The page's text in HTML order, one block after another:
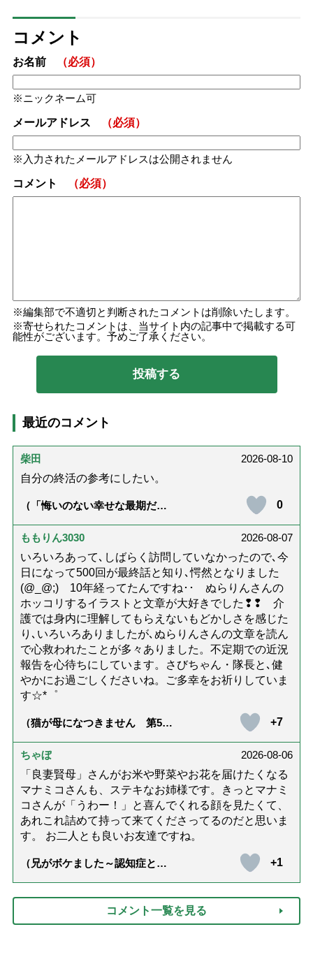
コメント
お名前 （必須）
ニックネーム可
メールアドレス （必須）
入力されたメールアドレスは公開されません
コメント （必須）
編集部で不適切と判断されたコメントは削除いたします。
寄せられたコメントは、当サイト内の記事中で掲載する可
能性がございます。予めご了承ください。
最近のコメント
柴田
2026-08-10
自分の終活の参考にしたい。
（「悔いのない幸せな最期だっ
り返る母の在宅介護と看取り｜
幸せな在宅死のために医師が教
0
ももりん3030
2026-08-07
いろいろあって､しばらく訪問していなかったので､今
日になって500回が最終話と知り､愕然となりました
(@_@;) 10年経ってたんですね･･ ぬらりんさんの
ホッコリするイラストと文章が大好きでした❢❢ 介
護では身内に理解してもらえないもどかしさを感じた
り､いろいろありましたが､ぬらりんさんの文章を読ん
で心救われたことが多々ありました。不定期での近況
報告を心待ちにしています。さびちゃん・隊長と､健
やかにお過ごしくださいね。ご多幸をお祈りしていま
す☆*゜
（猫が母になつきません 第500
+7
ちゃぼ
2026-08-06
「良妻賢母」さんがお米や野菜やお花を届けたくなる
マナミコさんも、ステキなお姉様です。きっとマナミ
コさんが「うわー！」と喜んでくれる顔を見たくて、
あれこれ詰めて持って来てくださってるのだと思いま
す。 お二人とも良いお友達ですね。
（兄がボケました～認知症と介
達』が届きました」）
+1
コメント一覧を見る